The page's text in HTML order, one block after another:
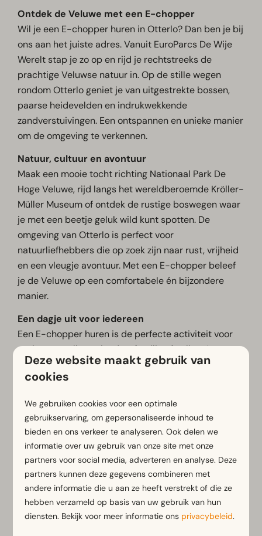
Ontdek de Veluwe met een E-chopper
Wil je een E-chopper huren in Otterlo? Dan ben je bij
ons aan het juiste adres. Vanuit EuroParcs De Wije
Werelt stap je zo op en rijd je rechtstreeks de
prachtige Veluwse natuur in. Op de stille wegen
rondom Otterlo geniet je van uitgestrekte bossen,
paarse heidevelden en indrukwekkende
zandverstuivingen. Een ontspannen en unieke manier
om de omgeving te verkennen.
Natuur, cultuur en avontuur
Maak een mooie tocht richting Nationaal Park De
Hoge Veluwe, rijd langs het wereldberoemde Kröller-
Müller Museum of ontdek de rustige boswegen waar
je met een beetje geluk wild kunt spotten. De
omgeving van Otterlo is perfect voor
natuurliefhebbers die op zoek zijn naar rust, vrijheid
en een vleugje avontuur. Met een E-chopper beleef
je de Veluwe op een comfortabele én bijzondere
manier.
Een dagje uit voor iedereen
Een E-chopper huren is de perfecte activiteit voor
gezinnen, stellen, vrienden, familie of collega’s.
Iedereen vanaf 16 jaar met een geldig rijbewijs mag
zelf rijden, en kinderen van 8 tot 15 jaar kunnen
Klaar om te vertrekken
Zodra je aankomt bij EuroParcs De Wije Werelt,
staan de E-choppers al voor je klaar. Stap op, voel
de vrijheid en geniet van een onvergetelijke ervaring
terwijl je de omgeving op een unieke manier verkent.
Gratis routes met de Fietsknoop app
Om je rit nog makkelijker te maken, kun je
Deze website maakt gebruik van
cookies
We gebruiken cookies voor een optimale
gebruikservaring, om gepersonaliseerde inhoud te
bieden en ons verkeer te analyseren. Ook delen we
informatie over uw gebruik van onze site met onze
partners voor social media, adverteren en analyse. Deze
partners kunnen deze gegevens combineren met
andere informatie die u aan ze heeft verstrekt of die ze
hebben verzameld op basis van uw gebruik van hun
diensten. Bekijk voor meer informatie ons privacybeleid.